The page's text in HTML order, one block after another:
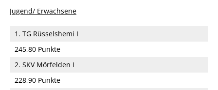
Jugend/ Erwachsene
1. TG Rüsselshemi I
245,80 Punkte
2. SKV Mörfelden I
228,90 Punkte